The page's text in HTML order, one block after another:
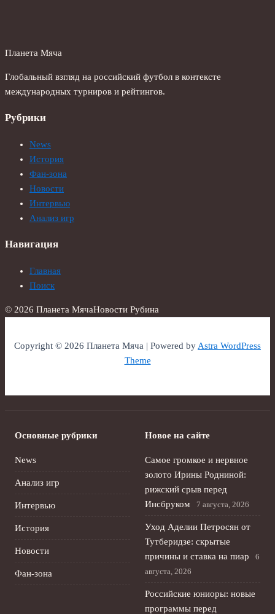
Планета Мяча
Глобальный взгляд на российский футбол в контексте
международных турниров и рейтингов.
Рубрики
News
История
Фан-зона
Новости
Интервью
Анализ игр
Навигация
Главная
Поиск
© 2026 Планета МячаНовости Рубина
Copyright © 2026 Планета Мяча | Powered byAstra WordPress
Theme
Основные рубрики
News
Анализ игр
Интервью
История
Новости
Фан-зона
Новое на сайте
Самое громкое и нервное
золото Ирины Родниной:
рижский срыв перед
Инсбруком
7 августа, 2026
Уход Аделии Петросян от
Тутберидзе: скрытые
причины и ставка на пиар
6
августа, 2026
Российские юниоры: новые
программы перед